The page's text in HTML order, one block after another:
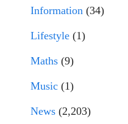
Information (34)
Lifestyle (1)
Maths (9)
Music (1)
News (2,203)